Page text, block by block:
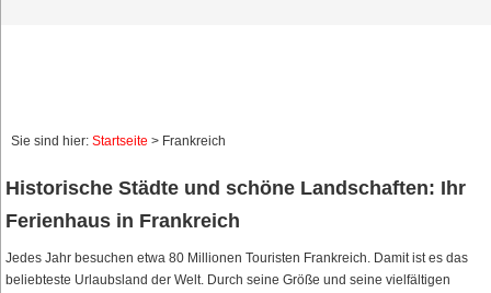
Sie sind hier: Startseite > Frankreich
Historische Städte und schöne Landschaften: Ihr
Ferienhaus in Frankreich
Jedes Jahr besuchen etwa 80 Millionen Touristen Frankreich. Damit ist es das
beliebteste Urlaubsland der Welt. Durch seine Größe und seine vielfältigen